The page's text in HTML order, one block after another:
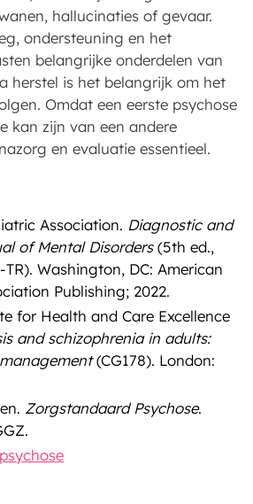
hallucinaties of gevaar.
ondersteuning en het
belangrijke onderdelen van
herstel is het belangrijk om het
Omdat een eerste psychose
kan zijn van een andere
en evaluatie essentieel.
Association. Diagnostic and
of Mental Disorders(5th ed.,
Washington, DC: American
Publishing; 2022.
for Health and Care Excellence
and schizophrenia in adults:
(CG178). London:
Zorgstandaard Psychose.